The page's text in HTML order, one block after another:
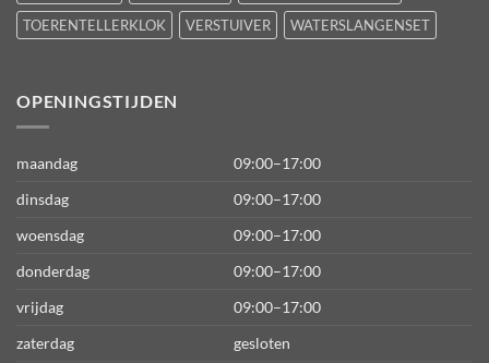
TOERENTELLERKLOK
VERSTUIVER WATERSLANGENSET
OPENINGSTIJDEN
maandag
09:00–17:00
dinsdag
09:00–17:00
woensdag
09:00–17:00
donderdag
09:00–17:00
vrijdag
09:00–17:00
zaterdag
gesloten